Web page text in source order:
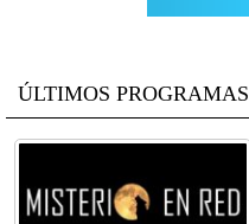
ÚLTIMOS PROGRAMAS